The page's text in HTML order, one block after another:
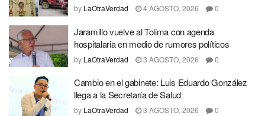
by LaOtraVerdad 4 AGOSTO, 2026 0
Jaramillo vuelve al Tolima con agenda
hospitalaria en medio de rumores políticos
by LaOtraVerdad 3 AGOSTO, 2026 0
Cambio en el gabinete: Luis Eduardo González
llega a la Secretaría de Salud
by LaOtraVerdad 3 AGOSTO, 2026 0